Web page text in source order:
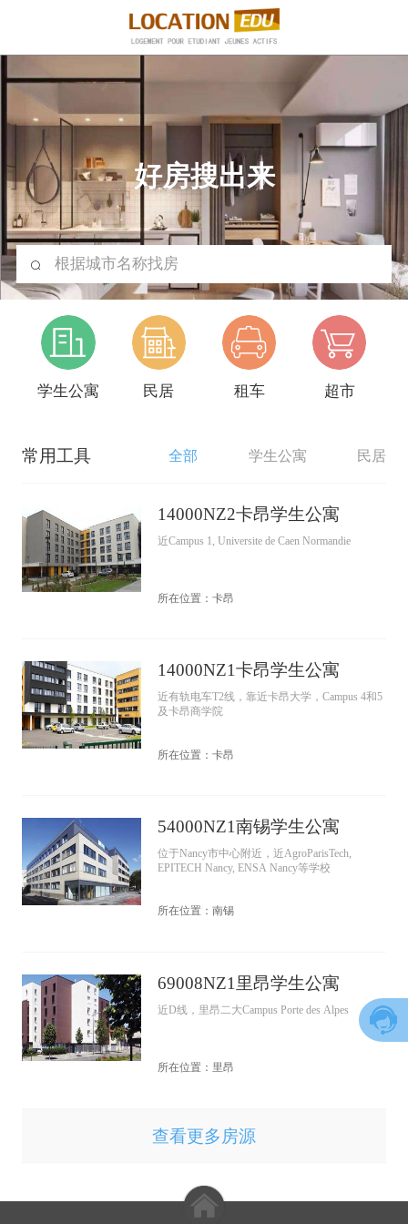
好房搜出来
根据城市名称找房
学生公寓 民居 租车 超市
常用工具 全部 学生公寓 民居
14000NZ2卡昂学生公寓
近Campus 1, Universite de Caen Normandie
所在位置：卡昂
14000NZ1卡昂学生公寓
近有轨电车T2线，靠近卡昂大学，Campus 4和5
及卡昂商学院
所在位置：卡昂
54000NZ1南锡学生公寓
位于Nancy市中心附近，近AgroParisTech,
EPITECH Nancy, ENSA Nancy等学校
所在位置：南锡
69008NZ1里昂学生公寓
近D线，里昂二大Campus Porte des Alpes
所在位置：里昂
查看更多房源